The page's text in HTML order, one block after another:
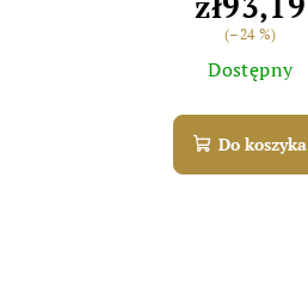
(–24 %)
Dostępny
Do koszyka